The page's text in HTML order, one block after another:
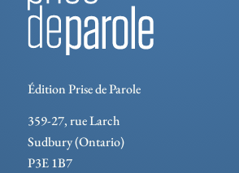
Édition Prise de Parole
359-27, rue Larch
Sudbury (Ontario)
P3E 1B7